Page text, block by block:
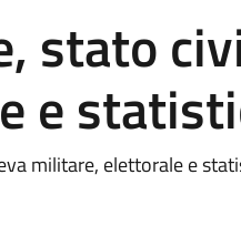
stato
e
militare, elettorale e